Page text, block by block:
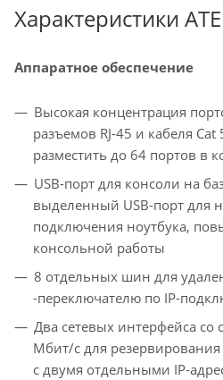
Характеристики
Аппаратное обеспечение
Высокая концентрация
разъемов RJ-45 и кабеля Cat
разместить до 64 портов в
USB-порт для консоли на
выделенный USB-порт для
подключения ноутбука,
консольной работы
8 отдельных шин для
-переключателю по IP-
Два сетевых интерфейса
Mбит/с для
с двумя отдельными IP-